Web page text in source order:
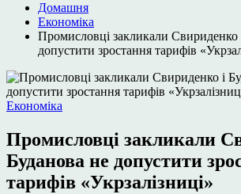
Домашня
Економіка
Промисловці закликали Свириденко
допустити зростання тарифів
Опублікувати
Економіка
Промисловці закликали
Буданова не допустити
тарифів «Укрзалізниці»